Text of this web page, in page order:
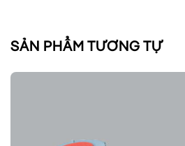
SẢN PHẨM TƯƠNG TỰ